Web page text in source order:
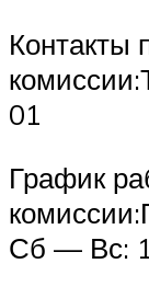
Контакты
01
График
Сб — Вс: